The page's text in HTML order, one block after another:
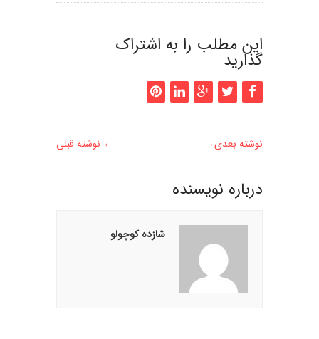
این مطلب را به اشتراک
گذارید
← نوشته قبلی نوشته بعدی→
درباره نويسنده
شازده کوچولو